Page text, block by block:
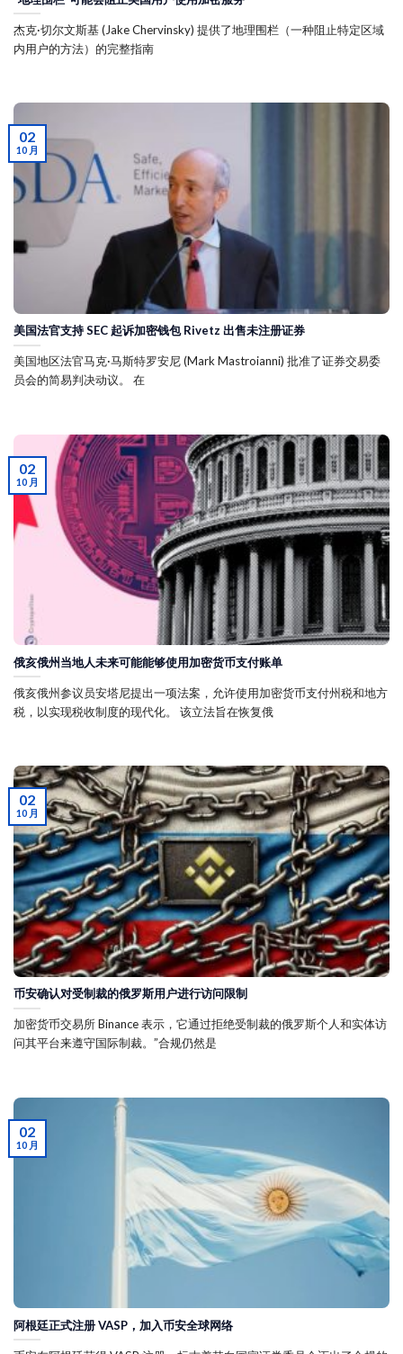
杰克·切尔文斯基 (Jake Chervinsky) 提供了地理围栏（一种阻止特定区域
内用户的方法）的完整指南
美国法官支持 SEC 起诉加密钱包 Rivetz 出售未注册证券
美国地区法官马克·马斯特罗安尼 (Mark Mastroianni) 批准了证券交易委
员会的简易判决动议。 在
02
10 月
俄亥俄州当地人未来可能能够使用加密货币支付账单
俄亥俄州参议员安塔尼提出一项法案，允许使用加密货币支付州税和地方
税，以实现税收制度的现代化。 该立法旨在恢复俄
02
10 月
币安确认对受制裁的俄罗斯用户进行访问限制
加密货币交易所 Binance 表示，它通过拒绝受制裁的俄罗斯个人和实体访
问其平台来遵守国际制裁。”合规仍然是
02
10 月
阿根廷正式注册 VASP，加入币安全球网络
02
10 月